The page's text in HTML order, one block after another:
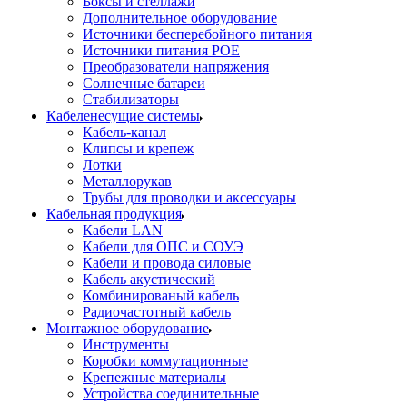
Дополнительное оборудование
Источники бесперебойного питания
Источники питания POE
Преобразователи напряжения
Солнечные батареи
Стабилизаторы
Кабеленесущие системы
Кабель-канал
Клипсы и крепеж
Лотки
Металлорукав
Трубы для проводки и аксессуары
Кабельная продукция
Кабели LAN
Кабели для ОПС и СОУЭ
Кабели и провода силовые
Кабель акустический
Комбинированый кабель
Радиочастотный кабель
Монтажное оборудование
Инструменты
Коробки коммутационные
Крепежные материалы
Устройства соединительные